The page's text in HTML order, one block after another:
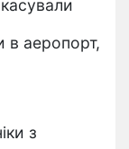
в аеропорт,
з